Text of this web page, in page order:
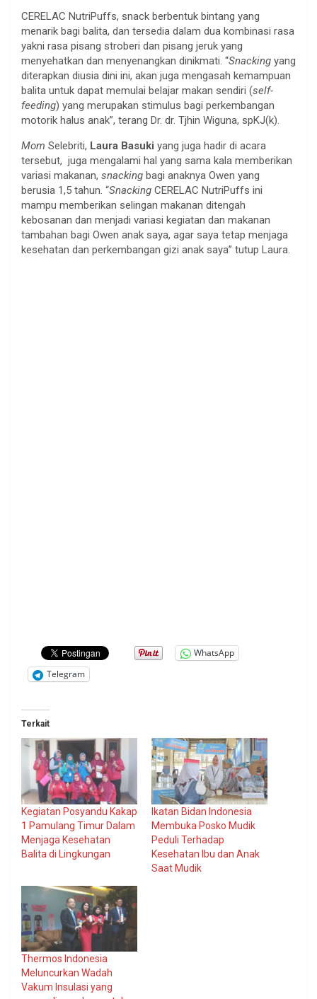
CERELAC NutriPuffs, snack berbentuk bintang yang
menarik bagi balita, dan tersedia dalam dua kombinasi rasa
yakni rasa pisang stroberi dan pisang jeruk yang
menyehatkan dan menyenangkan dinikmati. “Snacking yang
diterapkan diusia dini ini, akan juga mengasah kemampuan
balita untuk dapat memulai belajar makan sendiri (self-
feeding) yang merupakan stimulus bagi perkembangan
motorik halus anak”, terang Dr. dr. Tjhin Wiguna, spKJ(k).
Mom Selebriti, Laura Basuki yang juga hadir di acara
tersebut, juga mengalami hal yang sama kala memberikan
variasi makanan, snacking bagi anaknya Owen yang
berusia 1,5 tahun. “Snacking CERELAC NutriPuffs ini
mampu memberikan selingan makanan ditengah
kebosanan dan menjadi variasi kegiatan dan makanan
tambahan bagi Owen anak saya, agar saya tetap menjaga
kesehatan dan perkembangan gizi anak saya” tutup Laura.
WhatsApp
Telegram
Terkait
Kegiatan Posyandu Kakap
1 Pamulang Timur Dalam
Menjaga Kesehatan
Balita di Lingkungan
Ikatan Bidan Indonesia
Membuka Posko Mudik
Peduli Terhadap
Kesehatan Ibu dan Anak
Saat Mudik
Thermos Indonesia
Meluncurkan Wadah
Vakum Insulasi yang